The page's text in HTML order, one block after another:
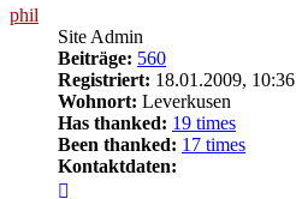
phil
Site Admin
Beiträge: 560
Registriert: 18.01.2009, 10:36
Wohnort: Leverkusen
Has thanked: 19 times
Been thanked: 17 times
Kontaktdaten: